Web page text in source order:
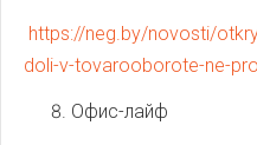
https://neg.by/novosti/
doli-v-tovarooborote-ne-
Офис-лайф